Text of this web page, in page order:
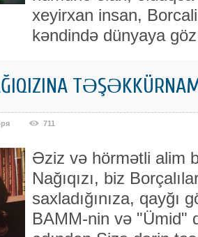
xeyirxan insan,
kəndində dünyaya
711
Əziz və hörmətli alim
Nağıqızı, biz
saxladığınıza, qayğı
BAMM-nin və "Ümid"